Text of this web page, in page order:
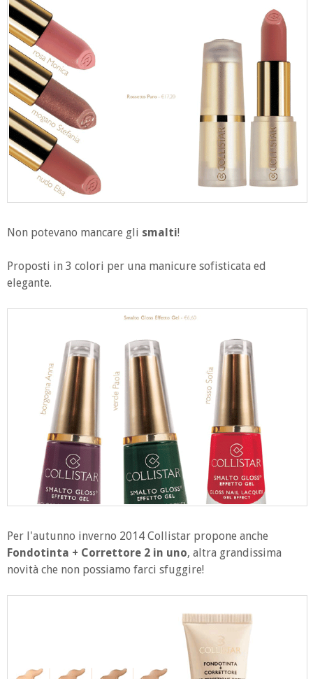
Non potevano mancare gli smalti!
Proposti in 3 colori per una manicure sofisticata ed
elegante.
Per l'autunno inverno 2014 Collistar propone anche
Fondotinta + Correttore 2 in uno, altra grandissima
novità che non possiamo farci sfuggire!